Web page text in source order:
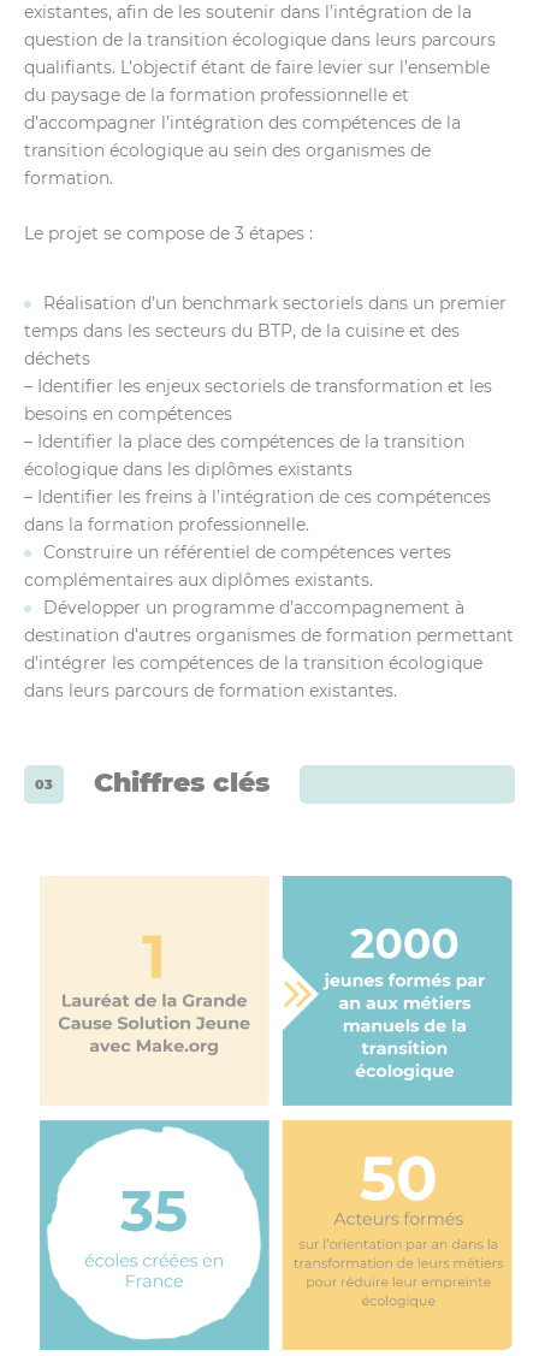
existantes, afin de les soutenir dans l’intégration de la
question de la transition écologique dans leurs parcours
qualifiants. L’objectif étant de faire levier sur l’ensemble
du paysage de la formation professionnelle et
d’accompagner l’intégration des compétences de la
transition écologique au sein des organismes de
formation.
Le projet se compose de 3 étapes :
Réalisation d’un benchmark sectoriels dans un premier
temps dans les secteurs du BTP, de la cuisine et des
déchets
– Identifier les enjeux sectoriels de transformation et les
besoins en compétences
– Identifier la place des compétences de la transition
écologique dans les diplômes existants
– Identifier les freins à l’intégration de ces compétences
dans la formation professionnelle.
Construire un référentiel de compétences vertes
complémentaires aux diplômes existants.
Développer un programme d’accompagnement à
destination d’autres organismes de formation permettant
d’intégrer les compétences de la transition écologique
dans leurs parcours de formation existantes.
Chiffres clés